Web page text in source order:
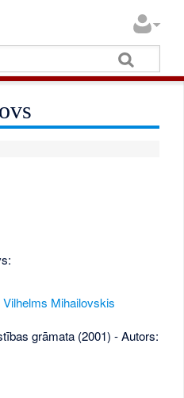
Vilhelms Mihailovskis
grāmata (2001) - Autors: